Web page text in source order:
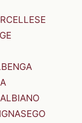
ALBIANO